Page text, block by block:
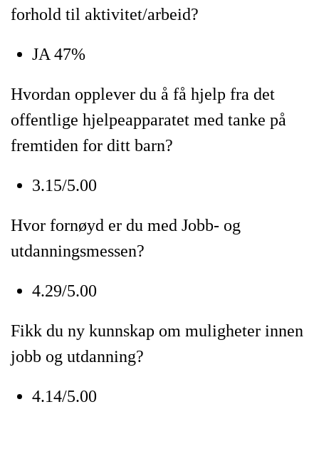
forhold til aktivitet/arbeid?
JA 47%
Hvordan opplever du å få hjelp fra det
offentlige hjelpeapparatet med tanke på
fremtiden for ditt barn?
3.15/5.00
Hvor fornøyd er du med Jobb- og
utdanningsmessen?
4.29/5.00
Fikk du ny kunnskap om muligheter innen
jobb og utdanning?
4.14/5.00